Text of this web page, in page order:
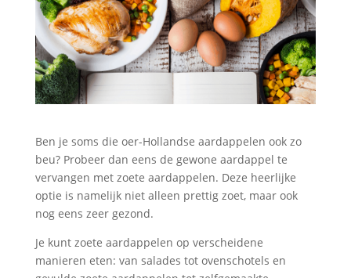
Ben je soms die oer-Hollandse aardappelen ook zo
beu? Probeer dan eens de gewone aardappel te
vervangen met zoete aardappelen. Deze heerlijke
optie is namelijk niet alleen prettig zoet, maar ook
nog eens zeer gezond.
Je kunt zoete aardappelen op verscheidene
manieren eten: van salades tot ovenschotels en